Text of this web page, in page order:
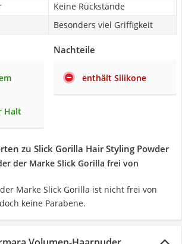
Keine Rückstände
Besonders viel Griffigkeit
Halt
Nachteile
enthält Silikone
zu Slick Gorilla Hair Styling Powder
der Marke Slick Gorilla frei von
Marke Slick Gorilla ist nicht frei von
keine Parabene.